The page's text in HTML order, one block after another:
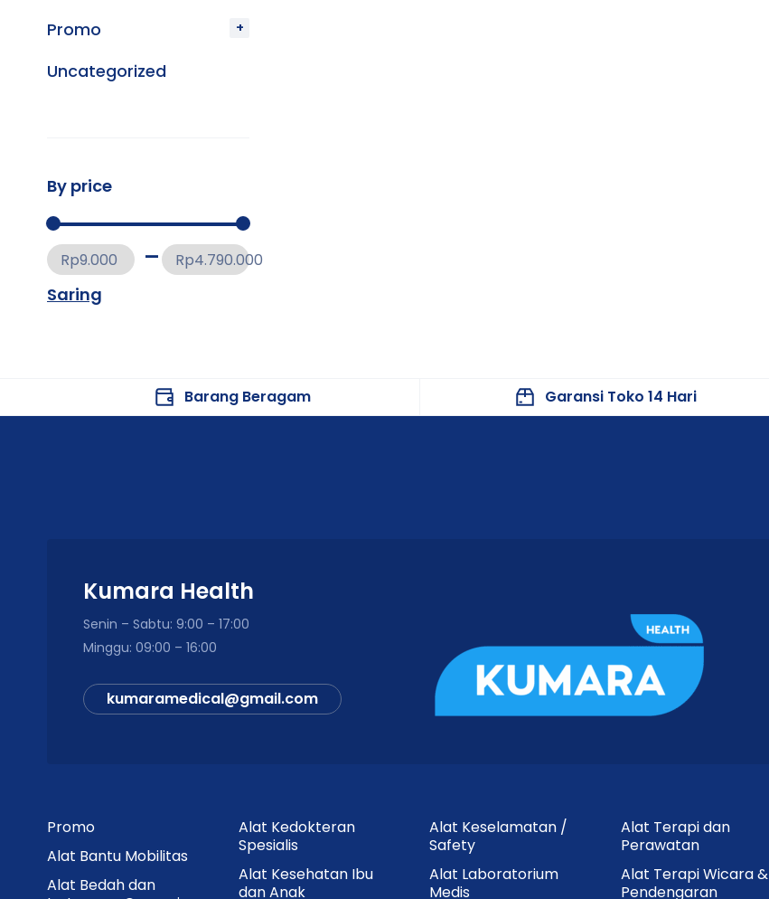
Promo
Uncategorized
By price
Saring
Rp9.000 Rp4.790.000
Barang Beragam Garansi Toko 14 Hari
Kumara Health
Senin – Sabtu: 9:00 – 17:00
Minggu: 09:00 – 16:00
kumaramedical@gmail.com
Promo
Alat Bantu Mobilitas
Alat Bedah dan
Alat Kedokteran
Spesialis
Alat Kesehatan Ibu
dan Anak
Alat Keselamatan /
Safety
Alat Laboratorium
Medis
Alat Terapi dan
Perawatan
Alat Terapi Wicara &
Pendengaran